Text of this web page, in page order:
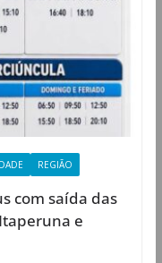
REGIÃO
com saída das
e